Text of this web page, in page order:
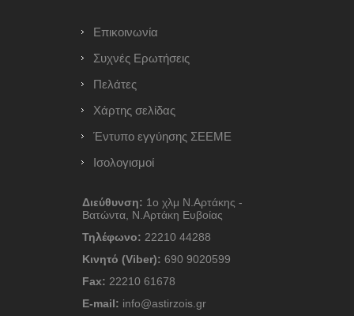
Επικοινωνία
Συχνές Ερωτήσεις
Πελάτες
Χάρτης σελίδας
Έντυπο εγγύησης ΣΕΕΜΕ
Ισολογισμοί
Διεύθυνση: 1ο χλμ Ν.Αρτάκης -
Βατώντα, Ν.Αρτάκη Ευβοίας
Τηλέφωνο: 22210 44288
Κινητό (Viber): 690 9020599
Fax: 22210 61678
E-mail: info@astirzois.gr